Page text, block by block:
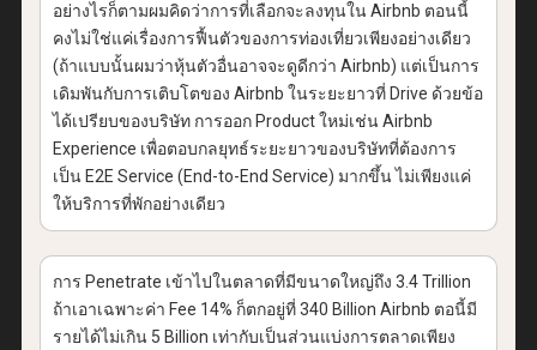
อย่างไรก็ตามผมคิดว่าการที่เลือกจะลงทุนใน Airbnb ตอนนี้
คงไม่ใช่แค่เรื่องการฟื้นตัวของการท่องเที่ยวเพียงอย่างเดียว
(ถ้าแบบนั้นผมว่าหุ้นตัวอื่นอาจจะดูดีกว่า Airbnb) แต่เป็นการ
เดิมพันกับการเติบโตของ Airbnb ในระยะยาวที่ Drive ด้วยข้อ
ได้เปรียบของบริษัท การออก Product ใหม่เช่น Airbnb
Experience เพื่อตอบกลยุทธ์ระยะยาวของบริษัทที่ต้องการ
เป็น E2E Service (End-to-End Service) มากขึ้น ไม่เพียงแค่
ให้บริการที่พักอย่างเดียว
การ Penetrate เข้าไปในตลาดที่มีขนาดใหญ่ถึง 3.4 Trillion
ถ้าเอาเฉพาะค่า Fee 14% ก็ตกอยู่ที่ 340 Billion Airbnb ตอนี้มี
รายได้ไม่เกิน 5 Billion เท่ากับเป็นส่วนแบ่งการตลาดเพียง